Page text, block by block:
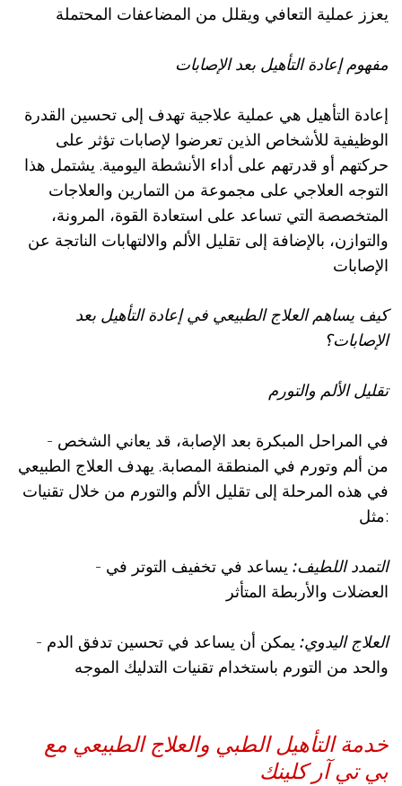
يعزز عملية التعافي ويقلل من المضاعفات المحتملة
مفهوم إعادة التأهيل بعد الإصابات
إعادة التأهيل هي عملية علاجية تهدف إلى تحسين القدرة
الوظيفية للأشخاص الذين تعرضوا لإصابات تؤثر على
حركتهم أو قدرتهم على أداء الأنشطة اليومية. يشتمل هذا
التوجه العلاجي على مجموعة من التمارين والعلاجات
المتخصصة التي تساعد على استعادة القوة، المرونة،
والتوازن، بالإضافة إلى تقليل الألم والالتهابات الناتجة عن
الإصابات
كيف يساهم العلاج الطبيعي في إعادة التأهيل بعد
الإصابات؟
تقليل الألم والتورم
- في المراحل المبكرة بعد الإصابة، قد يعاني الشخص
من ألم وتورم في المنطقة المصابة. يهدف العلاج الطبيعي
في هذه المرحلة إلى تقليل الألم والتورم من خلال تقنيات
مثل:
- التمدد اللطيف: يساعد في تخفيف التوتر في
العضلات والأربطة المتأثر
- العلاج اليدوي: يمكن أن يساعد في تحسين تدفق الدم
والحد من التورم باستخدام تقنيات التدليك الموجه
بي تي آر كلينك